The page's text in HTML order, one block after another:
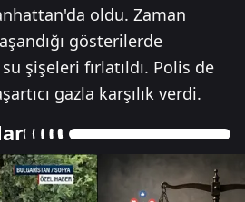
oldu. Zaman
gösterilerde
şişeleri fırlatıldı. Polis de
gazla karşılık verdi.